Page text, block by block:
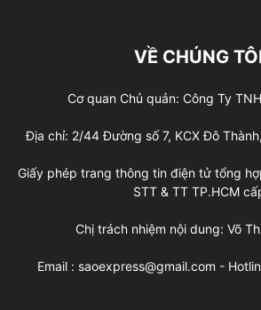
VỀ CHÚNG
Cơ quan Chủ quản: Công Ty
Địa chỉ: 2/44 Đường số 7, KCX Đô
Giấy phép trang thông tin điện tử tổng
STT & TT TP.HCM
Chị trách nhiệm nội dung: Võ
Email : saoexpress@gmail.com -